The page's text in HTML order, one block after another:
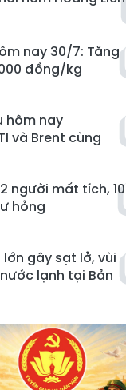
nay 30/7: Tăng
đồng/kg
hôm nay
và Brent cùng
người mất tích, 10
hỏng
lớn gây sạt lở, vùi
lạnh tại Bản